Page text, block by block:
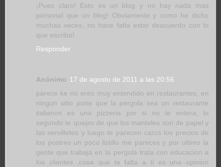
¡Pues claro! Esto es un blog y no hay nada mas
personal que un blog! Obviamente y como he dicho
muchas veces, no hace falta estar deacuerdo con lo
que escribo!
Responder
Anónimo 17 de agosto de 2011 a las 20:56
parece ke no eres muy entendido en restaurantes, en
ningun sitio pone que la pergola sea un restaurante
italianon es una pizzeria por si no te entera, lo
segundo te quejas de que los manteles son de papel y
las servilletes y luego te parecen caros los precios de
los postres un poco listillo me pareces y por ultimo la
gente que trabaja en la pergola trata con educacion a
los clientes ,cosa que te falta a ti es una opinion